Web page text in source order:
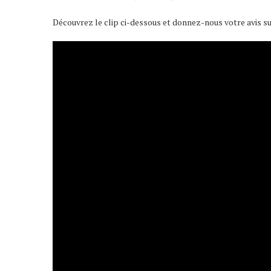
Découvrez le clip ci-dessous et donnez-nous votre avis